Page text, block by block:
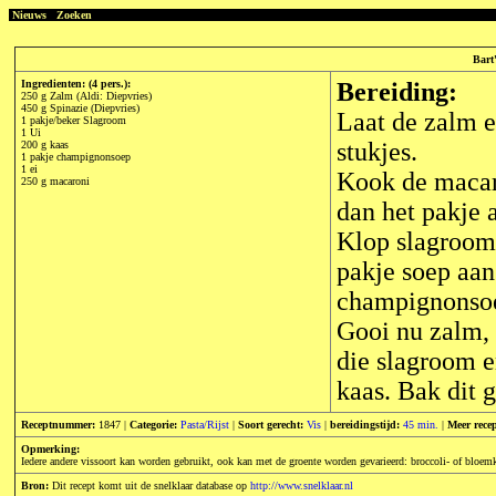
Nieuws Zoeken
Ingredienten: (4 pers.):
250 g Zalm (Aldi: Diepvries)
450 g Spinazie (Diepvries)
1 pakje/beker Slagroom
1 Ui
200 g kaas
1 pakje champignonsoep
1 ei
250 g macaroni
Bereiding:
Laat de zalm
stukjes.
Kook de
dan het pakje
Klop
pakje soep
Gooi nu
die slagroom
kaas. Bak dit
Receptnummer: 1847 | Categorie: Pasta/Rijst | Soort gerecht: Vis | bereidingstijd: 45 min. | Meer
Opmerking:
Iedere andere vissoort kan worden gebruikt, ook kan met de groente worden gevarieerd: broccoli- of
Bron: Dit recept komt uit de snelklaar database op http://www.snelklaar.nl